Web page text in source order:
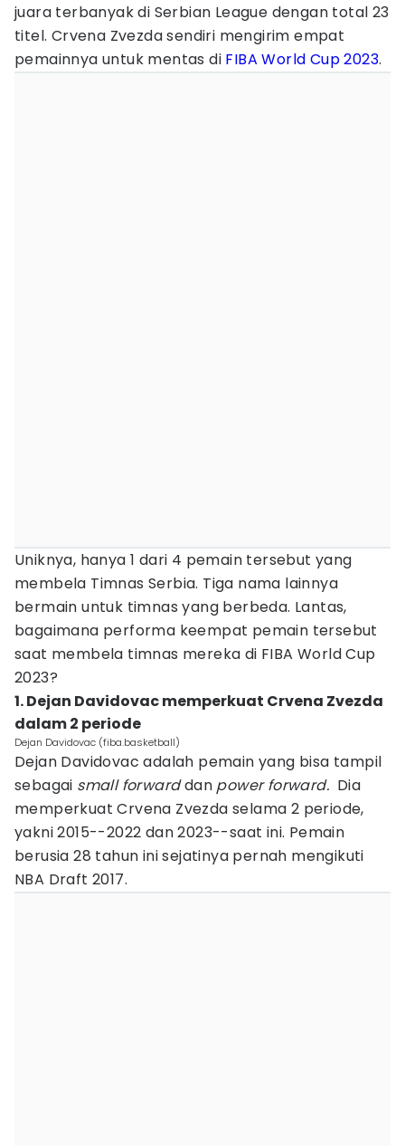
juara terbanyak di Serbian League dengan total 23
titel. Crvena Zvezda sendiri mengirim empat
pemainnya untuk mentas di FIBA World Cup 2023.
Uniknya, hanya 1 dari 4 pemain tersebut yang
membela Timnas Serbia. Tiga nama lainnya
bermain untuk timnas yang berbeda. Lantas,
bagaimana performa keempat pemain tersebut
saat membela timnas mereka di FIBA World Cup
2023?
1. Dejan Davidovac memperkuat Crvena Zvezda
dalam 2 periode
Dejan Davidovac (fiba.basketball)
Dejan Davidovac adalah pemain yang bisa tampil
sebagai small forwarddan power forward. Dia
memperkuat Crvena Zvezda selama 2 periode,
yakni 2015--2022 dan 2023--saat ini. Pemain
berusia 28 tahun ini sejatinya pernah mengikuti
NBA Draft 2017.